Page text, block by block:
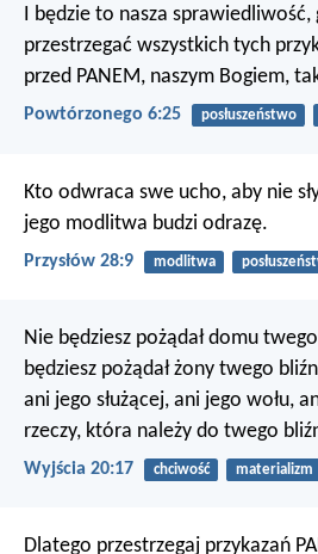
I będzie to nasza sprawiedliwość,
przestrzegać wszystkich tych
przed PANEM, naszym Bogiem,
Powtórzonego 6:25 posłuszeństwo
Kto odwraca swe ucho, aby nie
jego modlitwa budzi odrazę.
Przysłów 28:9 modlitwa
Nie będziesz pożądał domu
będziesz pożądał żony twego
ani jego służącej, ani jego wołu,
rzeczy, która należy do twego
Wyjścia 20:17 chciwość materializm
Dlatego przestrzegaj przykazań